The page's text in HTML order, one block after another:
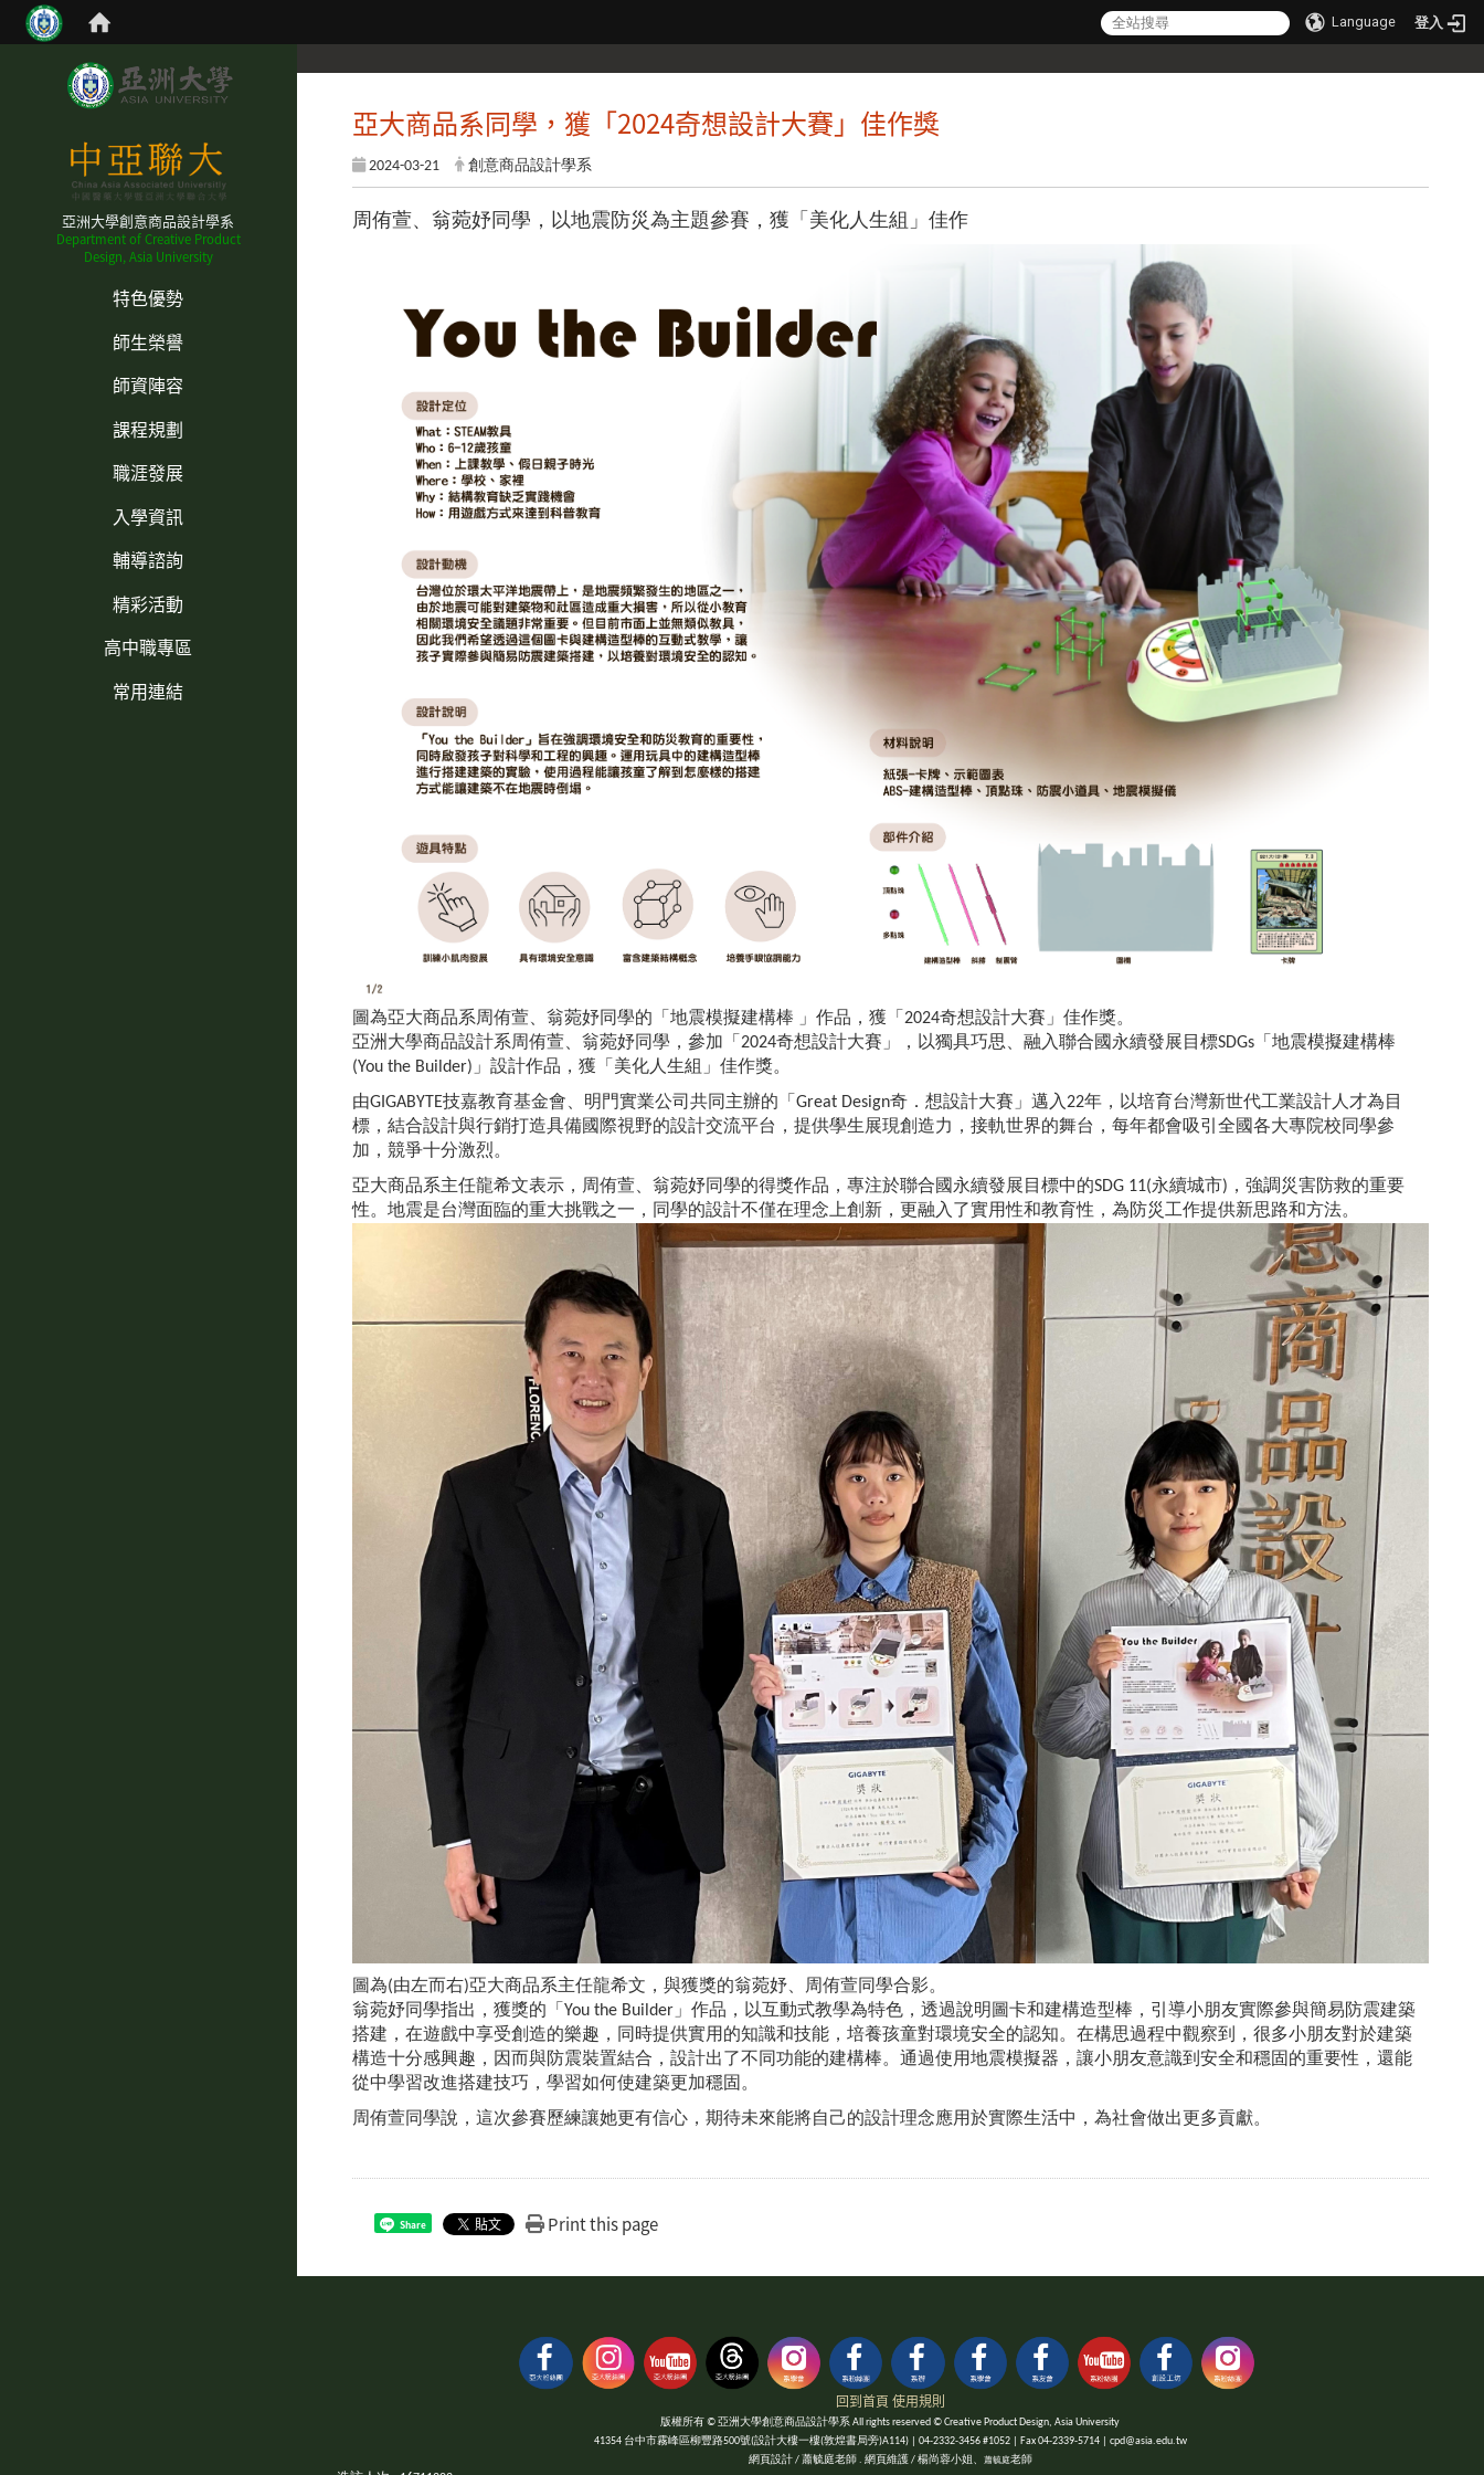
Language 登入
亞洲大學創意商品設計學系
Department of Creative Product
Design, Asia University
特色優勢
師生榮譽
師資陣容
課程規劃
職涯發展
入學資訊
輔導諮詢
精彩活動
高中職專區
常用連結
亞大商品系同學，獲「2024奇想設計大賽」佳作獎
2024-03-21 創意商品設計學系
周侑萱、翁菀妤同學，以地震防災為主題參賽，獲「美化人生組」佳作
圖為亞大商品系周侑萱、翁菀妤同學的「地震模擬建構棒 」作品，獲「2024奇想設計大賽」佳作獎。
亞洲大學商品設計系周侑萱、翁菀妤同學，參加「2024奇想設計大賽」，以獨具巧思、融入聯合國永續發展目標SDGs「地震模擬建構棒
(You the Builder)」設計作品，獲「美化人生組」佳作獎。
由GIGABYTE技嘉教育基金會、明門實業公司共同主辦的「Great Design奇．想設計大賽」邁入22年，以培育台灣新世代工業設計人才為目
標，結合設計與行銷打造具備國際視野的設計交流平台，提供學生展現創造力，接軌世界的舞台，每年都會吸引全國各大專院校同學參
加，競爭十分激烈。
亞大商品系主任龍希文表示，周侑萱、翁菀妤同學的得獎作品，專注於聯合國永續發展目標中的SDG 11(永續城市)，強調災害防救的重要
性。地震是台灣面臨的重大挑戰之一，同學的設計不僅在理念上創新，更融入了實用性和教育性，為防災工作提供新思路和方法。
圖為(由左而右)亞大商品系主任龍希文，與獲獎的翁菀妤、周侑萱同學合影。
翁菀妤同學指出，獲獎的「You the Builder」作品，以互動式教學為特色，透過說明圖卡和建構造型棒，引導小朋友實際參與簡易防震建築
搭建，在遊戲中享受創造的樂趣，同時提供實用的知識和技能，培養孩童對環境安全的認知。在構思過程中觀察到，很多小朋友對於建築
構造十分感興趣，因而與防震裝置結合，設計出了不同功能的建構棒。通過使用地震模擬器，讓小朋友意識到安全和穩固的重要性，還能
從中學習改進搭建技巧，學習如何使建築更加穩固。
周侑萱同學說，這次參賽歷練讓她更有信心，期待未來能將自己的設計理念應用於實際生活中，為社會做出更多貢獻。
Share Print this page
回到首頁 使用規則
版權所有 © 亞洲大學創意商品設計學系 All rights reserved © Creative Product Design, Asia University
41354 台中市霧峰區柳豐路500號(設計大樓一樓(敦煌書局旁)A114) | 04-2332-3456 #1052 | Fax 04-2339-5714 | cpd@asia.edu.tw
網頁設計 / 蕭毓庭老師 . 網頁維護 / 楊尚蓉小姐、
蕭毓庭老師